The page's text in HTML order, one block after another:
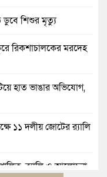
ডুবে শিশুর মৃত্যু
রিকশাচালকের মরদেহ
হাত ভাঙার অভিযোগ,
১১ দলীয় জোটের র‍্যালি
র‍্যালি ও আলোচনা